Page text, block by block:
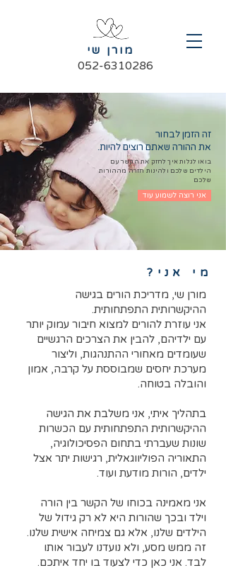
מורן שי
052-6310286
זה הזמן לבחור
את ההורה שאתם רוצים להיות.
בואו לגלות איך לחזק את הקשר עם
הילדים שלכם ולהינות חזרה מההורות
שלכם
אני רוצה לשמוע עוד
מי אני?
מורן שי, מדריכת הורים בגישה
ההיקשרותית התפתחותית.
אני עוזרת להורים למצוא חיבור עמוק יותר
עם ילדיהם, להבין את הצרכים הרגשיים
שעומדים מאחורי ההתנהגות, וליצור
מערכת יחסים שמבוססת על קרבה, אמון
והובלה בטוחה.
בתהליך איתי, אני משלבת את הגישה
ההיקשרותית התפתחותית עם הכשרות
שונות שעברתי בתחום הפסיכולוגיה,
התאוריה הפוליווגאלית, רגישות יתר אצל
ילדים, הורות מודעת ועוד.
אני מאמינה בכוחו של הקשר בין הורה
וילד ובכך שהורות היא לא רק גידול של
הילדים שלנו, אלא גם צמיחה אישית שלנו.
זה ממש מסע, ולא נועדנו לעבור אותו
לבד. אני כאן כדי לצעוד בו יחד איתכם.